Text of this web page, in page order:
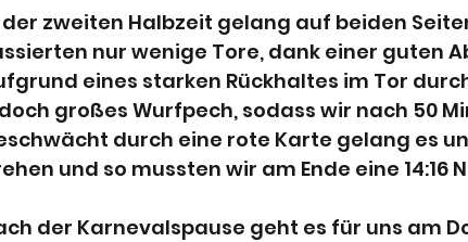
der zweiten Halbzeit gelang auf beiden
nur wenige Tore, dank einer guten
eines starken Rückhaltes im Tor
großes Wurfpech, sodass wir nach 50
durch eine rote Karte gelang es
und so mussten wir am Ende eine 14:16
der Karnevalspause geht es für uns am